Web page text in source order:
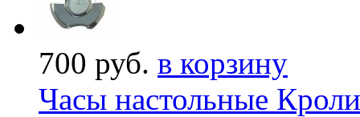
700 руб. в корзину
Часы настольные